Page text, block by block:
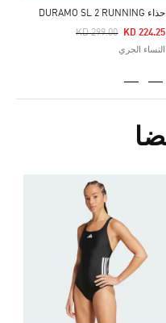
حذاء DURAMO SL 2 RUNNING
Price Reduced From
KD 299.00
To KD 224.25
النساء الجري